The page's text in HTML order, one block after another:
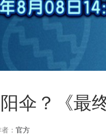
伞？《最
： 官方